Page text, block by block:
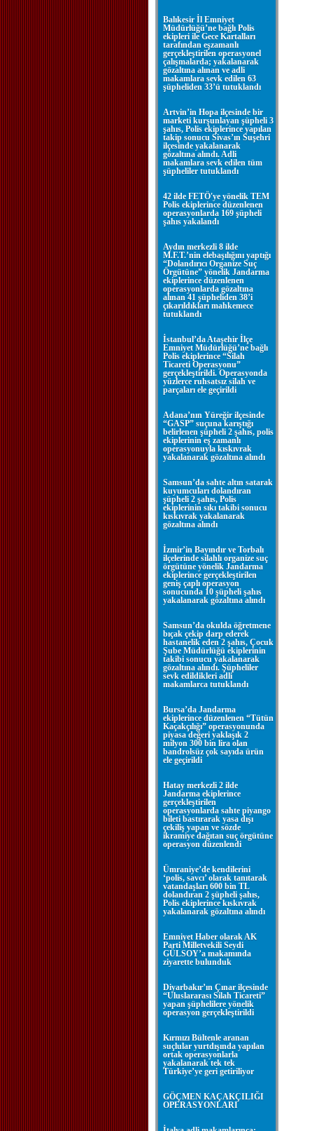
Balıkesir İl Emniyet
Müdürlüğü’ne bağlı Polis
ekipleri ile Gece Kartalları
tarafından eşzamanlı
gerçekleştirilen operasyonel
çalışmalarda; yakalanarak
gözaltına alınan ve adli
makamlara sevk edilen 63
şüpheliden 33’ü tutuklandı
Artvin’in Hopa ilçesinde bir
marketi kurşunlayan şüpheli 3
şahıs, Polis ekiplerince yapılan
takip sonucu Sivas’ın Suşehri
ilçesinde yakalanarak
gözaltına alındı. Adli
makamlara sevk edilen tüm
şüpheliler tutuklandı
42 ilde FETÖ'ye yönelik TEM
Polis ekiplerince düzenlenen
operasyonlarda 169 şüpheli
şahıs yakalandı
Aydın merkezli 8 ilde
M.F.T.’nin elebaşılığını yaptığı
“Dolandırıcı Organize Suç
Örgütüne” yönelik Jandarma
ekiplerince düzenlenen
operasyonlarda gözaltına
alınan 41 şüpheliden 38’i
çıkarıldıkları mahkemece
tutuklandı
İstanbul’da Ataşehir İlçe
Emniyet Müdürlüğü’ne bağlı
Polis ekiplerince “Silah
Ticareti Operasyonu”
gerçekleştirildi. Operasyonda
yüzlerce ruhsatsız silah ve
parçaları ele geçirildi
Adana’nın Yüreğir ilçesinde
“GASP” suçuna karıştığı
belirlenen şüpheli 2 şahıs, polis
ekiplerinin eş zamanlı
operasyonuyla kıskıvrak
yakalanarak gözaltına alındı
Samsun’da sahte altın satarak
kuyumcuları dolandıran
şüpheli 2 şahıs, Polis
ekiplerinin sıkı takibi sonucu
kıskıvrak yakalanarak
gözaltına alındı
İzmir’in Bayındır ve Torbalı
ilçelerinde silahlı organize suç
örgütüne yönelik Jandarma
ekiplerince gerçekleştirilen
geniş çaplı operasyon
sonucunda 10 şüpheli şahıs
yakalanarak gözaltına alındı
Samsun’da okulda öğretmene
bıçak çekip darp ederek
hastanelik eden 2 şahıs, Çocuk
Şube Müdürlüğü ekiplerinin
takibi sonucu yakalanarak
gözaltına alındı. Şüpheliler
sevk edildikleri adli
makamlarca tutuklandı
Bursa’da Jandarma
ekiplerince düzenlenen “Tütün
Kaçakçılığı” operasyonunda
piyasa değeri yaklaşık 2
milyon 300 bin lira olan
bandrolsüz çok sayıda ürün
ele geçirildi
Hatay merkezli 2 ilde
Jandarma ekiplerince
gerçekleştirilen
operasyonlarda sahte piyango
bileti bastırarak yasa dışı
çekiliş yapan ve sözde
ikramiye dağıtan suç örgütüne
operasyon düzenlendi
Ümraniye’de kendilerini
‘polis, savcı’ olarak tanıtarak
vatandaşları 600 bin TL
dolandıran 2 şüpheli şahıs,
Polis ekiplerince kıskıvrak
yakalanarak gözaltına alındı
Emniyet Haber olarak AK
Parti Milletvekili Seydi
GÜLSOY’a makamında
ziyarette bulunduk
Diyarbakır’ın Çınar ilçesinde
“Uluslararası Silah Ticareti”
yapan şüphelilere yönelik
operasyon gerçekleştirildi
Kırmızı Bültenle aranan
suçlular yurtdışında yapılan
ortak operasyonlarla
yakalanarak tek tek
Türkiye’ye geri getiriliyor
GÖÇMEN KAÇAKÇILIĞI
OPERASYONLARI